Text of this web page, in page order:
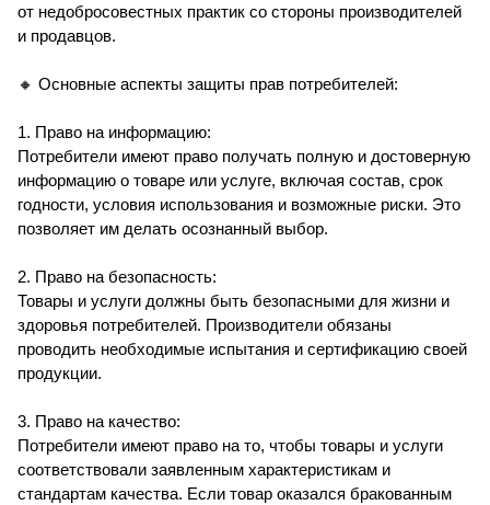
от недобросовестных практик со стороны производителей
и продавцов.
🔸 Основные аспекты защиты прав потребителей:
1. Право на информацию:
Потребители имеют право получать полную и достоверную
информацию о товаре или услуге, включая состав, срок
годности, условия использования и возможные риски. Это
позволяет им делать осознанный выбор.
2. Право на безопасность:
Товары и услуги должны быть безопасными для жизни и
здоровья потребителей. Производители обязаны
проводить необходимые испытания и сертификацию своей
продукции.
3. Право на качество:
Потребители имеют право на то, чтобы товары и услуги
соответствовали заявленным характеристикам и
стандартам качества. Если товар оказался бракованным